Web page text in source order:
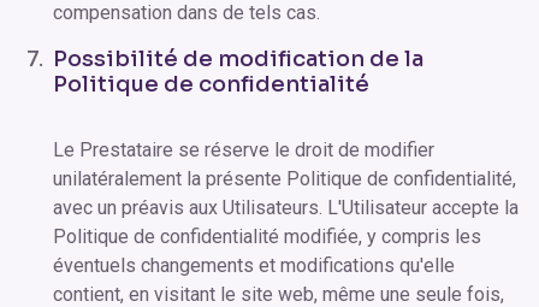
compensation dans de tels cas.
Possibilité de modification de la
Politique de confidentialité
Le Prestataire se réserve le droit de modifier
unilatéralement la présente Politique de confidentialité,
avec un préavis aux Utilisateurs. L'Utilisateur accepte la
Politique de confidentialité modifiée, y compris les
éventuels changements et modifications qu'elle
contient, en visitant le site web, même une seule fois,